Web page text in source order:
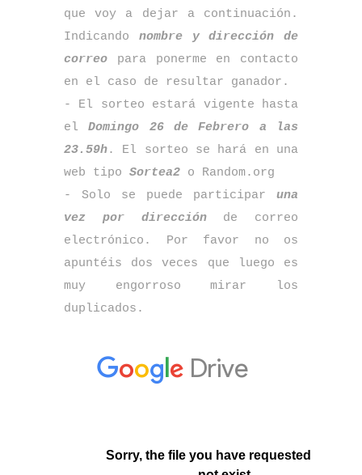
que voy a dejar a continuación.
Indicando nombre y dirección de
correo para ponerme en contacto
en el caso de resultar ganador.
- El sorteo estará vigente hasta
elDomingo 26 de Febrero a las
23.59h. El sorteo se hará en una
web tipo Sortea2 o Random.org
- Solo se puede participar una
vez por direcciónde correo
electrónico. Por favor no os
apuntéis dos veces que luego es
muy engorroso mirar los
duplicados.